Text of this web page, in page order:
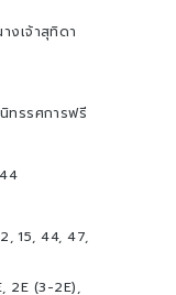
งเจ้าสุทิดา
ทรรศการฟรี
15, 44, 47,
2E (3-2E),